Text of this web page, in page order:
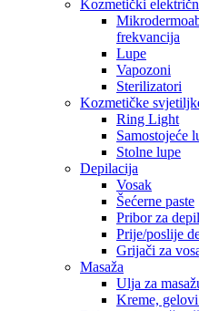
Kozmetički
frekvancija
Lupe
Vapozoni
Sterilizatori
Kozmetičke
Ring Light
Samostojeće
Stolne lupe
Depilacija
Vosak
Šećerne paste
Pribor za
Prije/poslije
Grijači za
Masaža
Ulja za
Kreme,